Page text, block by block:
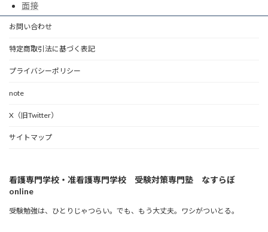
面接
お問い合わせ
特定商取引法に基づく表記
プライバシーポリシー
note
X（旧Twitter）
サイトマップ
看護専門学校・准看護専門学校 受験対策専門塾 なすらぼ
online
受験勉強は、ひとりじゃつらい。でも、もう大丈夫。ワシがついとる。